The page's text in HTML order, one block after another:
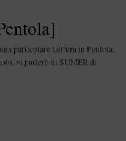
particolare Lettura in Pentola,
vi parlerò di SUMER di